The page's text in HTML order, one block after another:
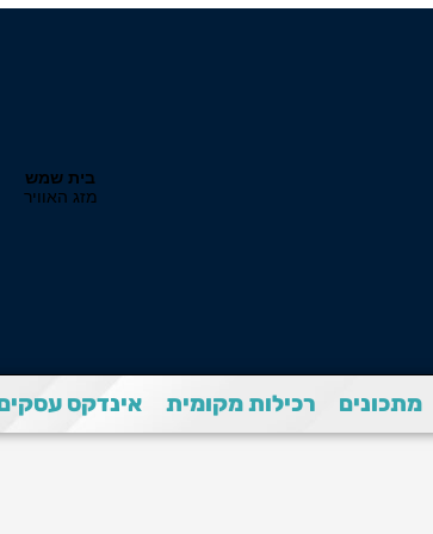
מתכונים רכילות מקומית אינדקס